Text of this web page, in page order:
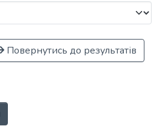
Повернутись до результатів